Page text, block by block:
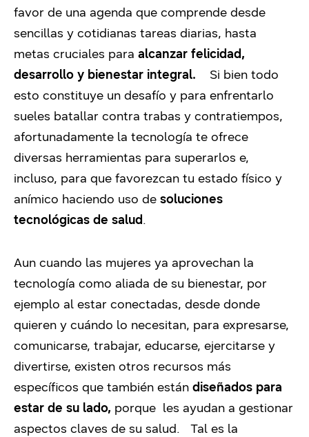
favor de una agenda que comprende desde
sencillas y cotidianas tareas diarias, hasta
metas cruciales para alcanzar felicidad,
desarrollo y bienestar integral. Si bien todo
esto constituye un desafío y para enfrentarlo
sueles batallar contra trabas y contratiempos,
afortunadamente la tecnología te ofrece
diversas herramientas para superarlos e,
incluso, para que favorezcan tu estado físico y
anímico haciendo uso de soluciones
tecnológicas de salud.
Aun cuando las mujeres ya aprovechan la
tecnología como aliada de su bienestar, por
ejemplo al estar conectadas, desde donde
quieren y cuándo lo necesitan, para expresarse,
comunicarse, trabajar, educarse, ejercitarse y
divertirse, existen otros recursos más
específicos que también están diseñados para
estar de su lado, porque les ayudan a gestionar
aspectos claves de su salud. Tal es la